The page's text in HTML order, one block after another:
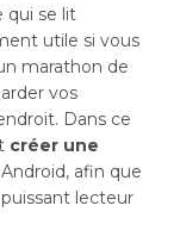
qui se lit
utile si vous
marathon de
vos
Dans ce
créer une
afin que
lecteur